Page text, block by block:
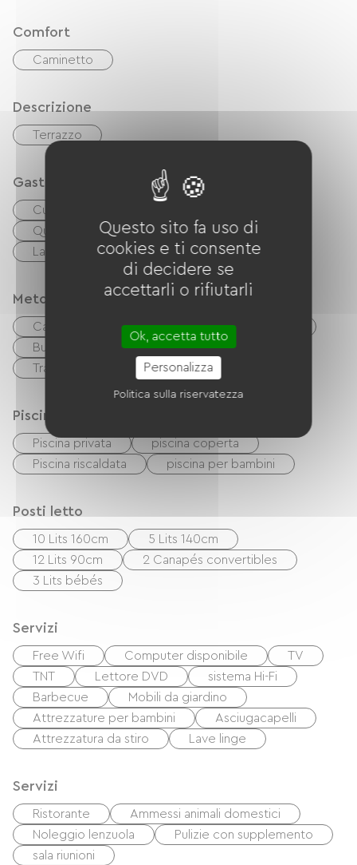
Comfort
Caminetto
Descrizione
Terrazzo
Gastronomia
Cucina indipendente
Quattro
Cappa
Réfrigérateur
Lave-vaisselle
congélateur
Metodi di pagamento
Carta di credito Controlli
Buoni vacanza (ANCV)
Paypal
Trasferimento
Piscina
Piscina privata
piscina coperta
Piscina riscaldata
piscina per bambini
Posti letto
10 Lits 160cm
5 Lits 140cm
12 Lits 90cm
2 Canapés convertibles
3 Lits bébés
Servizi
Free Wifi Computer disponibile
TV
TNT
Lettore DVD
sistema Hi-Fi
Barbecue
Mobili da giardino
Attrezzature per bambini
Asciugacapelli
Attrezzatura da stiro
Lave linge
Servizi
Ristorante
Ammessi animali domestici
Noleggio lenzuola
Pulizie con supplemento
sala riunioni
Questo sito fa uso di
cookies e ti consente
di decidere se
accettarli o rifiutarli
Ok, accetta tutto
Personalizza
Politica sulla riservatezza